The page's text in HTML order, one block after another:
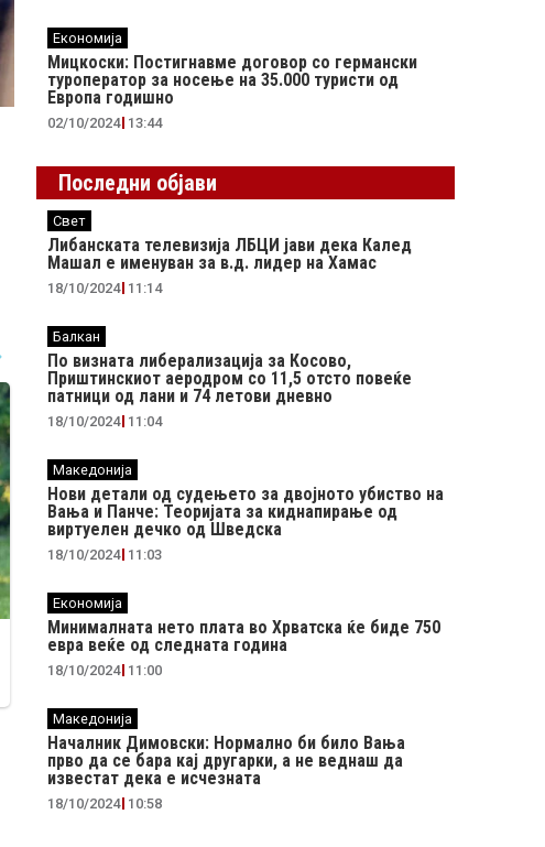
Економија
Мицкоски: Постигнавме договор со германски
туроператор за носење на 35.000 туристи од
Европа годишно
02/10/2024 13:44
Последни објави
Свет
Либанската телевизија ЛБЦИ јави дека Калед
Машал е именуван за в.д. лидер на Хамас
18/10/2024 11:14
Балкан
По визната либерализација за Косово,
Приштинскиот аеродром со 11,5 отсто повеќе
патници од лани и 74 летови дневно
18/10/2024 11:04
Македонија
Нови детали од судењето за двојното убиство на
Вања и Панче: Теоријата за киднапирање од
виртуелен дечко од Шведска
18/10/2024 11:03
Економија
Минималната нето плата во Хрватска ќе биде 750
евра веќе од следната година
18/10/2024 11:00
Македонија
Началник Димовски: Нормално би било Вања
прво да се бара кај другарки, а не веднаш да
известат дека е исчезната
18/10/2024 10:58